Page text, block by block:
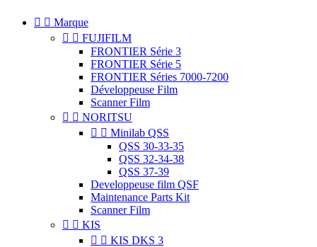
  Marque
  FUJIFILM
FRONTIER Série 3
FRONTIER Série 5
FRONTIER Séries 7000-7200
Développeuse Film
Scanner Film
  NORITSU
  Minilab QSS
QSS 30-33-35
QSS 32-34-38
QSS 37-39
Developpeuse film QSF
Maintenance Parts Kit
Scanner Film
  KIS
  KIS DKS 3